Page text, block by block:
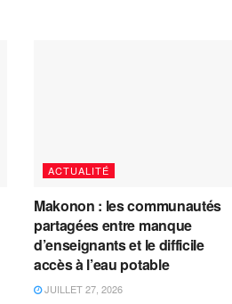
ACTUALITÉ
Makonon : les communautés
partagées entre manque
d’enseignants et le difficile
accès à l’eau potable
JUILLET 27, 2026